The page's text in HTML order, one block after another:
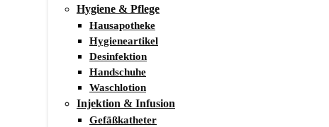
Hygiene & Pflege
Hausapotheke
Hygieneartikel
Desinfektion
Handschuhe
Waschlotion
Injektion & Infusion
Gefäßkatheter